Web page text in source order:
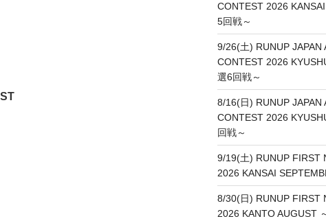
CONTEST 2026
5回戦～
9/26(土) RUNUP JAPAN
CONTEST 2026
選6回戦～
8/16(日) RUNUP JAPAN
CONTEST 2026
回戦～
9/19(土) RUNUP FIRST
2026 KANSAI
8/30(日) RUNUP FIRST
2026 KANTO AUGUST